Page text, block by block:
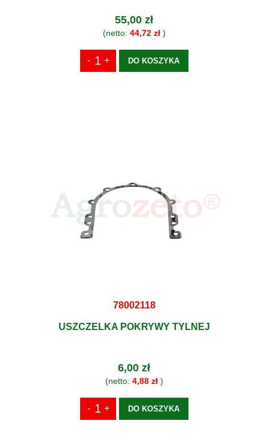
55,00 zł
(netto: 44,72 zł)
DO KOSZYKA
78002118
USZCZELKA POKRYWY TYLNEJ
6,00 zł
(netto: 4,88 zł)
DO KOSZYKA